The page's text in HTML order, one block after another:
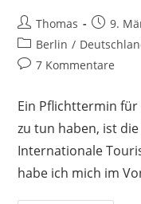
Beitrags-
Autor:
Thomas
Beitrag
9.
Beitrags-
Kategorie:
Berlin /
Beitrags-
7 Kommentare
Ein Pflichttermin für
zu tun haben, ist
Internationale
habe ich mich im